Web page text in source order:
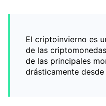
El criptoinvierno es
de las
de las principales
drásticamente